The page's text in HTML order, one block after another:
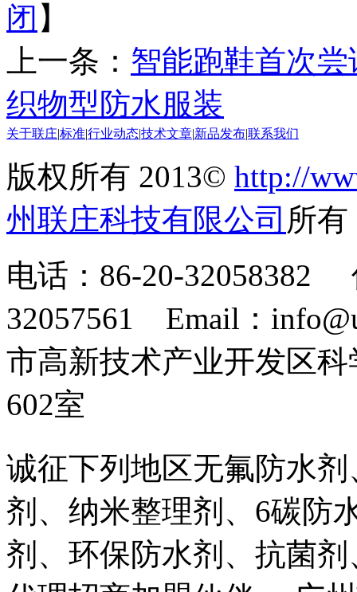
闭 】
上一条： 智能跑鞋首次
织物型防水服装
关于联庄标准行业动态技术文章 新品发布联系我们
版权所有 2013© http://
州联庄科技有限公司 所
电话：86-20-32058382
32057561 Email：
市高新技术产业开发区
602室
诚征下列地区无氟防水
剂、纳米整理剂、6碳防
剂、环保防水剂、抗菌